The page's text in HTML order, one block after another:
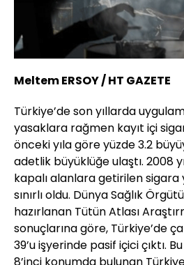
Meltem ERSOY / HT GAZETE
Türkiye’de son yıllarda
yasaklara rağmen kayıt içi
önceki yıla göre yüzde 3.2
adetlik büyüklüğe ulaştı. 2008
kapalı alanlara getirilen sigara
sınırlı oldu. Dünya Sağlık
hazırlanan Tütün Atlası
sonuçlarına göre, Türkiye’de
39’u işyerinde pasif içici çıktı.